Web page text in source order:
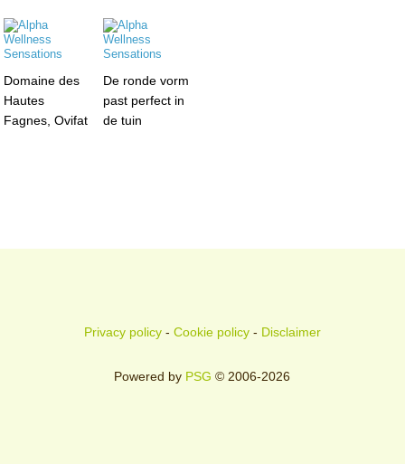
Domaine des
Hautes
Fagnes, Ovifat
De ronde vorm
past perfect in
de tuin
Privacy policy- Cookie policy- Disclaimer
Powered by PSG © 2006-2026